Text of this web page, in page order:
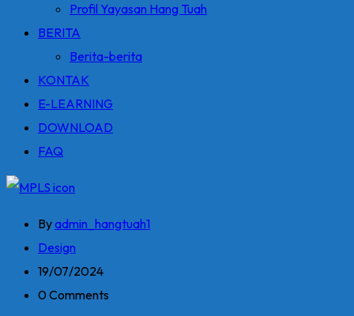
Profil Yayasan Hang Tuah
BERITA
Berita-berita
KONTAK
E-LEARNING
DOWNLOAD
FAQ
Byadmin_hangtuah1
Design
19/07/2024
0 Comments